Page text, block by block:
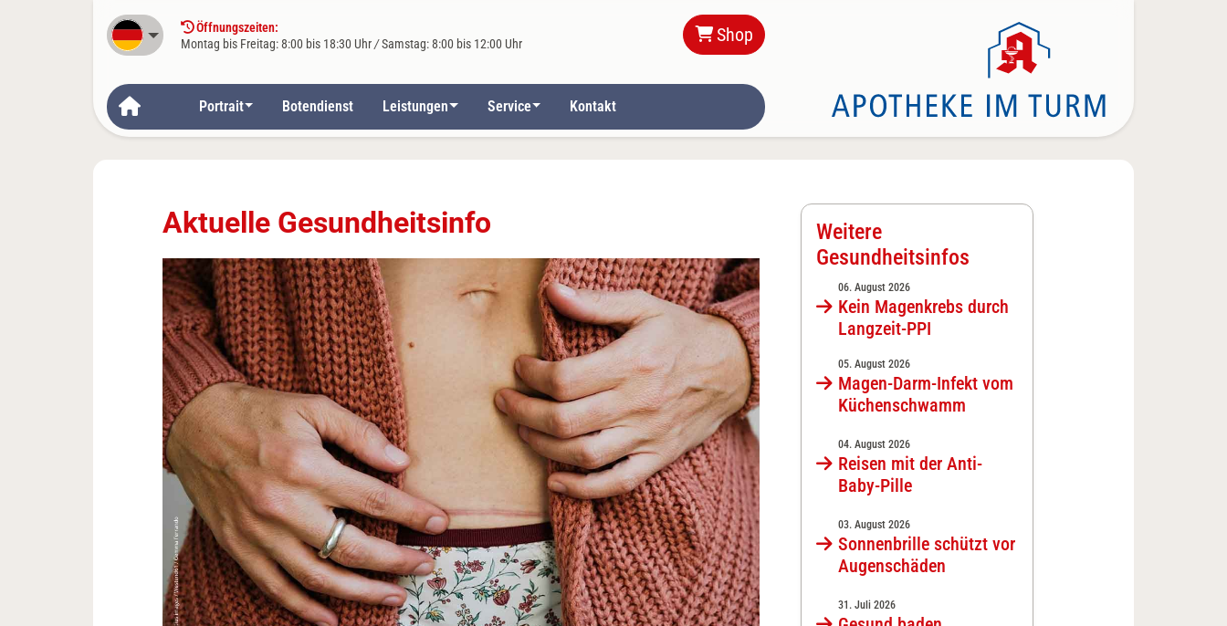
DeutschÖffnungszeiten:
Montag bis Freitag: 8:00 bis 18:30 Uhr/Samstag: 8:00 bis 12:00 Uhr Shop
Portrait Botendienst Leistungen Service Kontakt
Aktuelle Gesundheitsinfo
Weitere
Gesundheitsinfos
06. August 2026
Kein Magenkrebs durch
Langzeit-PPI
05. August 2026
Magen-Darm-Infekt vom
Küchenschwamm
04. August 2026
Reisen mit der Anti-
Baby-Pille
03. August 2026
Sonnenbrille schützt vor
Augenschäden
31. Juli 2026